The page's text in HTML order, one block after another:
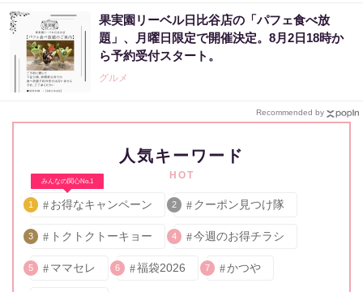
果実園リーベル日比谷店の「パフェ食べ放
題」、月曜日限定で開催決定。8月2日18時か
ら予約受付スタート。
グルメ
Recommended by
人気キーワード
HOT
みんなの関心No.1
1 お得なキャンペーン 2 クーポン見つけ隊
3 トクトクトーキョー 4 今週のお得チラシ
5 ママセレ 6 福袋2026 7 かつや